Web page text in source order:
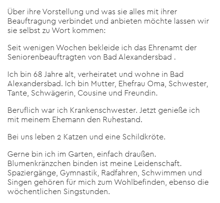
Über ihre Vorstellung und was sie alles mit ihrer
Beauftragung verbindet und anbieten möchte lassen wir
sie selbst zu Wort kommen:
Seit wenigen Wochen bekleide ich das Ehrenamt der
Seniorenbeauftragten von Bad Alexandersbad .
Ich bin 68 Jahre alt, verheiratet und wohne in Bad
Alexandersbad. Ich bin Mutter, Ehefrau Oma, Schwester,
Tante, Schwägerin, Cousine und Freundin.
Beruflich war ich Krankenschwester. Jetzt genieße ich
mit meinem Ehemann den Ruhestand.
Bei uns leben 2 Katzen und eine Schildkröte.
Gerne bin ich im Garten, einfach draußen.
Blumenkränzchen binden ist meine Leidenschaft.
Spaziergänge, Gymnastik, Radfahren, Schwimmen und
Singen gehören für mich zum Wohlbefinden, ebenso die
wöchentlichen Singstunden.